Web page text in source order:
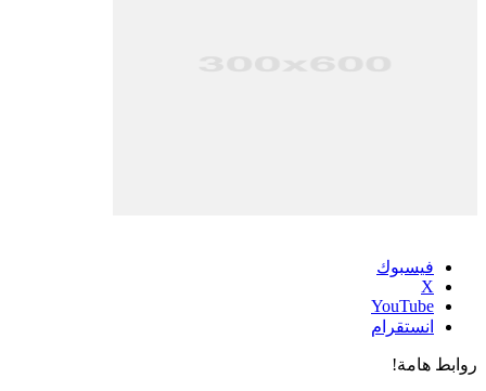
فيسبوك
‫X
‫YouTube
انستقرام
روابط هامة!